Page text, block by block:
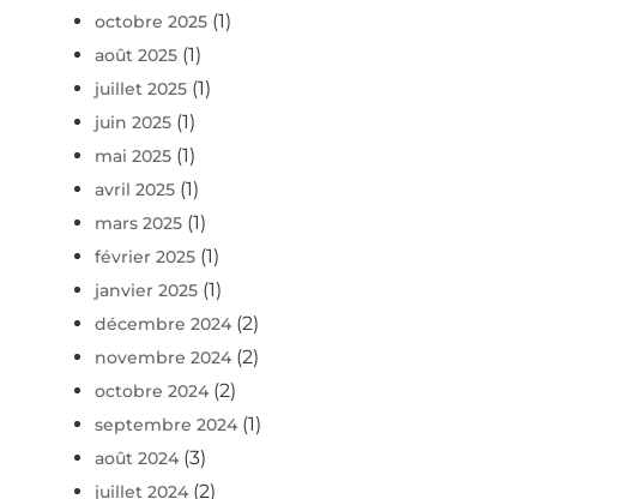
octobre 2025 (1)
août 2025 (1)
juillet 2025 (1)
juin 2025 (1)
mai 2025 (1)
avril 2025 (1)
mars 2025 (1)
février 2025 (1)
janvier 2025 (1)
décembre 2024 (2)
novembre 2024 (2)
octobre 2024 (2)
septembre 2024 (1)
août 2024 (3)
juillet 2024 (2)